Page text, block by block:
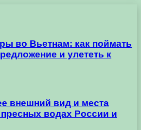
во Вьетнам: как поймать
и улететь к
внешний вид и места
водах России и